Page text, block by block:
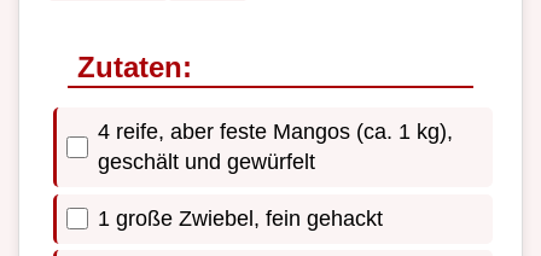
Zutaten:
4 reife, aber feste Mangos (ca. 1 kg),
geschält und gewürfelt
1 große Zwiebel, fein gehackt